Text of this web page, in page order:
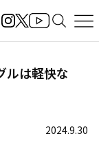
ルは軽快な
2024.9.30